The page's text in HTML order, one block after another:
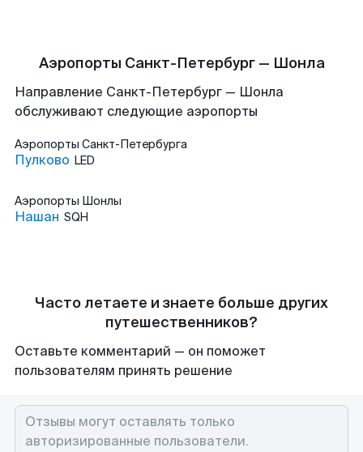
Аэропорты Санкт-Петербург — Шонла
Направление Санкт-Петербург — Шонла
обслуживают следующие аэропорты
Аэропорты Санкт-Петербурга
Пулково LED
Аэропорты Шонлы
Нашан SQH
Часто летаете и знаете больше других
путешественников?
Оставьте комментарий — он поможет
пользователям принять решение